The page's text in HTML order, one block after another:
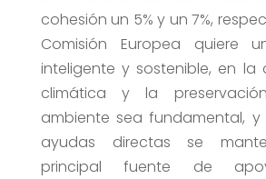
cohesión un 5% y un 7%,
Comisión Europea quiere
inteligente y sostenible, en la
climática y la
ambiente sea fundamental,
ayudas directas se
principal fuente de